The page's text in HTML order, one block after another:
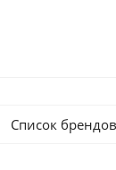
Список брендов